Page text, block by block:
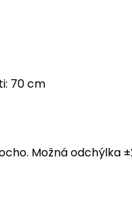
70 cm
Možná odchýlka